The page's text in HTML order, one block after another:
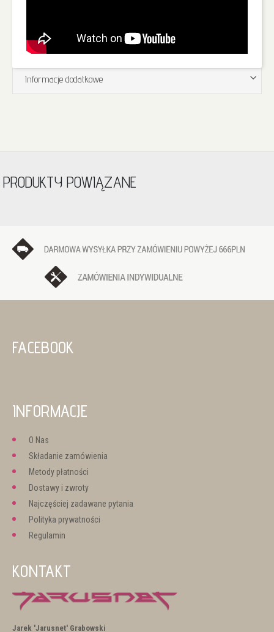
Informacje dodatkowe
PRODUKTY POWIĄZANE
FACEBOOK
INFORMACJE
O Nas
Składanie zamówienia
Metody płatności
Dostawy i zwroty
Najczęściej zadawane pytania
Polityka prywatności
Regulamin
KONTAKT
Jarek 'Jarusnet' Grabowski